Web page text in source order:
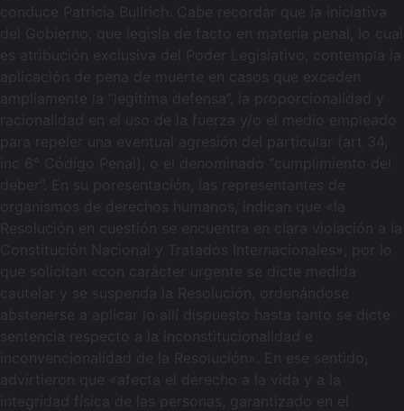
conduce Patricia Bullrich. Cabe recordar que la iniciativa
del Gobierno, que legisla de facto en materia penal, lo cual
es atribución exclusiva del Poder Legislativo, contempla la
aplicación de pena de muerte en casos que exceden
ampliamente la “legítima defensa”, la proporcionalidad y
racionalidad en el uso de la fuerza y/o el medio empleado
para repeler una eventual agresión del particular (art 34,
inc 6° Código Penal), o el denominado “cumplimiento del
deber”. En su poresentación, las representantes de
organismos de derechos humanos, indican que «la
Resolución en cuestión se encuentra en clara violación a la
Constitución Nacional y Tratados Internacionales», por lo
que solicitan «con carácter urgente se dicte medida
cautelar y se suspenda la Resolución, ordenándose
abstenerse a aplicar lo allí dispuesto hasta tanto se dicte
sentencia respecto a la inconstitucionalidad e
inconvencionalidad de la Resolución». En ese sentido,
advirtieron que «afecta el derecho a la vida y a la
integridad física de las personas, garantizado en el